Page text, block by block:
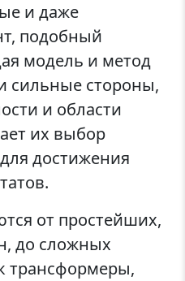
и даже
подобный
модель и метод
сильные стороны,
и области
их выбор
достижения
от простейших,
до сложных
трансформеры,